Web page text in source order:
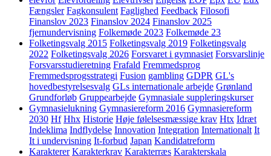
Fængsler Fagkonsulent Faglighed Feedback Filosofi
Finanslov 2023 Finanslov 2024 Finanslov 2025
fjernundervisning Folkemøde 2023 Folkemøde 23
Folketingsvalg 2015 Folketingsvalg 2019 Folketingsvalg
2022 Folketingsvalg 2026 Forsvaret i gymnasiet Forsvarslinje
Forsvarsstudieretning Frafald Fremmedsprog
Fremmedsprogsstrategi Fusion gambling GDPR GL's
hovedbestyrelsesvalg GLs internationale arbejde Grønland
Grundforløb Gruppearbejde Gymnasiale suppleringskurser
Gymnasielukning Gymnasiereform 2016 Gymnasiereform
2030 Hf Hhx Historie Høje følelsesmæssige krav Htx Idræt
Indeklima Indflydelse Innovation Integration Internationalt It
It i undervisning It-forbud Japan Kandidatreform
Karakterer Karakterkrav Karakterræs Karakterskala